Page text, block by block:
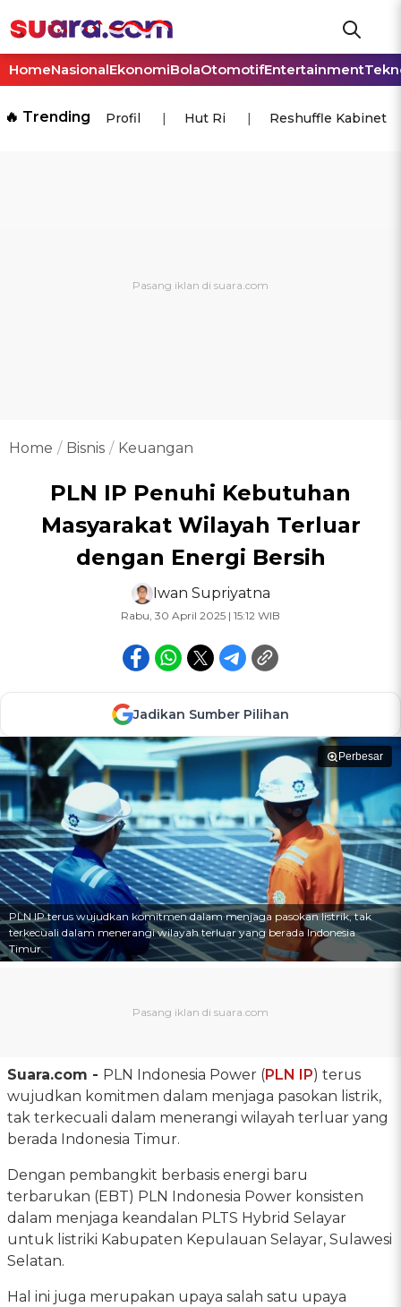
HomeNasionalEkonomiBolaOtomotifEntertainment
🔥 Trending Profil Hut Ri Reshuffle Kabinet
Home Bisnis Keuangan
PLN IP Penuhi Kebutuhan
Masyarakat Wilayah Terluar
dengan Energi Bersih
Iwan Supriyatna
Rabu, 30 April 2025 | 15:12 WIB
Jadikan Sumber Pilihan
Perbesar
PLN IP terus wujudkan komitmen dalam menjaga pasokan listrik, tak
terkecuali dalam menerangi wilayah terluar yang berada Indonesia
Timur.
Suara.com - PLN Indonesia Power (PLN IP) terus
wujudkan komitmen dalam menjaga pasokan listrik,
tak terkecuali dalam menerangi wilayah terluar yang
berada Indonesia Timur.
Dengan pembangkit berbasis energi baru
terbarukan (EBT) PLN Indonesia Power konsisten
dalam menjaga keandalan PLTS Hybrid Selayar
untuk listriki Kabupaten Kepulauan Selayar, Sulawesi
Selatan.
Hal ini juga merupakan upaya salah satu upaya